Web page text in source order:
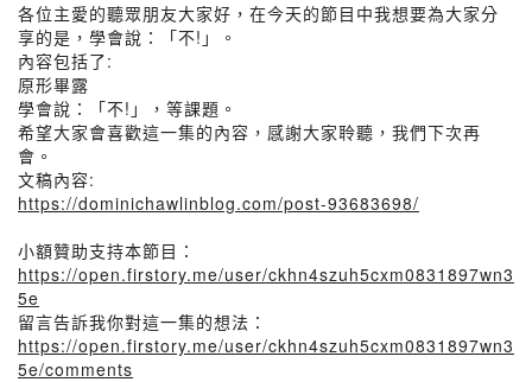
各位主愛的聽眾朋友大家好，在今天的節目中我想要為大家分
享的是，學會說：「不!」。
內容包括了:
原形畢露
學會說：「不!」，等課題。
希望大家會喜歡這一集的內容，感謝大家聆聽，我們下次再
會。
文稿內容:
https://dominichawlinblog.com/post-93683698/
小額贊助支持本節目：
https://open.firstory.me/user/ckhn4szuh5cxm0831897wn3
5e
留言告訴我你對這一集的想法：
https://open.firstory.me/user/ckhn4szuh5cxm0831897wn3
5e/comments